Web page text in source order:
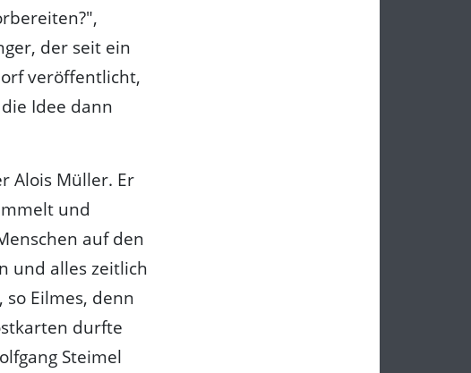
der seit ein
veröffentlicht,
Idee dann
Alois Müller. Er
und
auf den
und alles zeitlich
Eilmes, denn
durfte
Steimel